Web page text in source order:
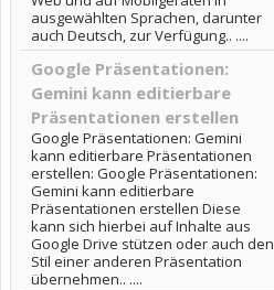
ausgewählten Sprachen, darunter
auch Deutsch, zur Verfügung.. ....
Google Präsentationen:
Gemini kann editierbare
Präsentationen erstellen
Google Präsentationen: Gemini
kann editierbare Präsentationen
erstellen: Google Präsentationen:
Gemini kann editierbare
Präsentationen erstellen Diese
kann sich hierbei auf Inhalte aus
Google Drive stützen oder auch den
Stil einer anderen Präsentation
übernehmen.. ....